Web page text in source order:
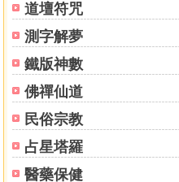
道壇符咒
測字解夢
鐵版神數
佛禪仙道
民俗宗教
占星塔羅
醫藥保健